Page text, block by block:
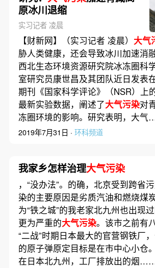
原冰川退缩
实习记者 凌晨
【财新网】（实习记者 凌晨） 大气
胁人类健康，还会导致冰川加速消
西北生态环境资源研究院冰冻圈科
室研究员康世昌及其团队近日发表
期刊《国家科学评论》（NSR）上
最新实验数据，阐述了大气污染对
冻圈环境的影响。研究表明，大
2019年7月31日 · 环科频道
我家乡怎样治理大气污染
，“没办法”。的确，北京受到跨省
染的主要原因是劣质汽油和燃烧煤
为“铁之城”的我老家北九州也出现
更为严重的大气污染。该市之前有
“二战”时期日本最大的官营钢铁厂
的原子弹原定目标是在市中心小仓
在日本北九州，工厂排放出的烟